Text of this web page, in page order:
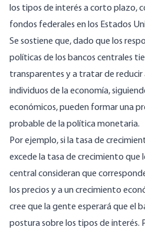
los tipos de interés a corto plazo,
fondos federales en los Estados
Se sostiene que, dado que los
políticas de los bancos centrales
transparentes y a tratar de reducir
individuos de la economía,
económicos, pueden formar una
probable de la política monetaria.
Por ejemplo, si la tasa de
excede la tasa de crecimiento que
central consideran que
los precios y a un crecimiento
cree que la gente esperará que el
postura sobre los tipos de interés.